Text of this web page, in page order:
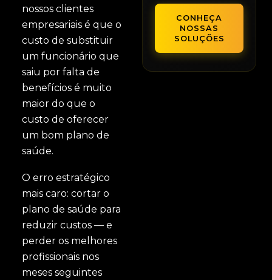
nossos clientes
empresariais é que o
custo de substituir
um funcionário que
saiu por falta de
benefícios é muito
maior do que o
custo de oferecer
um bom plano de
saúde.
O erro estratégico
mais caro: cortar o
plano de saúde para
reduzir custos — e
perder os melhores
profissionais nos
meses seguintes
CONHEÇA
NOSSAS
SOLUÇÕES